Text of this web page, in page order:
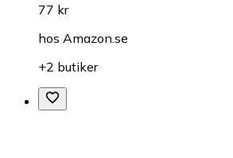
77 kr
hos Amazon.se
+2 butiker